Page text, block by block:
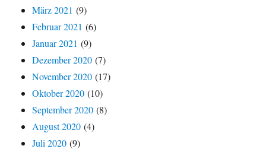
März 2021 (9)
Februar 2021 (6)
Januar 2021 (9)
Dezember 2020 (7)
November 2020 (17)
Oktober 2020 (10)
September 2020 (8)
August 2020 (4)
Juli 2020 (9)